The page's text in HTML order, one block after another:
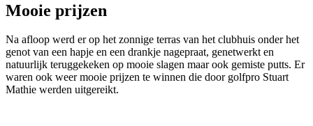
Mooie prijzen
Na afloop werd er op het zonnige terras van het clubhuis onder het
genot van een hapje en een drankje nagepraat, genetwerkt en
natuurlijk teruggekeken op mooie slagen maar ook gemiste putts. Er
waren ook weer mooie prijzen te winnen die door golfpro Stuart
Mathie werden uitgereikt.